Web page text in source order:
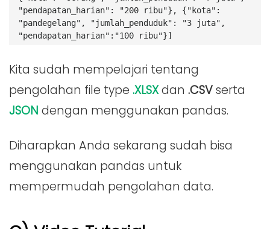
"pendapatan_harian": "200 ribu"}, {"kota":
"pandegelang", "jumlah_penduduk": "3 juta",
"pendapatan_harian":"100 ribu"}]
Kita sudah mempelajari tentang
pengolahan file type .XLSXdan .CSVserta
JSON dengan menggunakan pandas.
Diharapkan Anda sekarang sudah bisa
menggunakan pandas untuk
mempermudah pengolahan data.